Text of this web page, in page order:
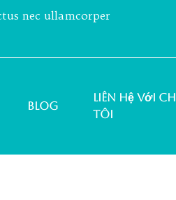
nec ullamcorper
Blog
Liên hệ với
tôi